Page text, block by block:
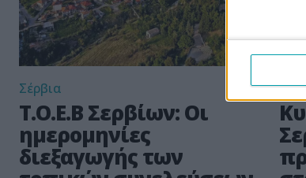
Σέρβια
Τ.Ο.Ε.Β Σερβίων: Οι
ημερομηνίες
διεξαγωγής των